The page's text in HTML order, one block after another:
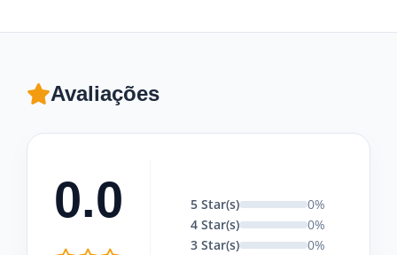
Avaliações
0.0 5 Star(s)
0%
4 Star(s)
0%
3 Star(s)
0%